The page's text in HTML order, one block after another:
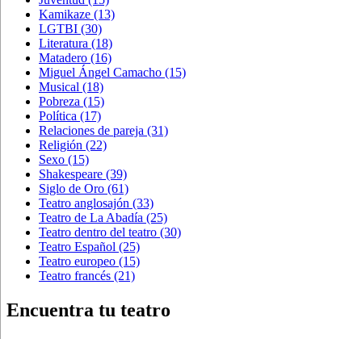
Kamikaze (13)
LGTBI (30)
Literatura (18)
Matadero (16)
Miguel Ángel Camacho (15)
Musical (18)
Pobreza (15)
Política (17)
Relaciones de pareja (31)
Religión (22)
Sexo (15)
Shakespeare (39)
Siglo de Oro (61)
Teatro anglosajón (33)
Teatro de La Abadía (25)
Teatro dentro del teatro (30)
Teatro Español (25)
Teatro europeo (15)
Teatro francés (21)
Encuentra tu teatro